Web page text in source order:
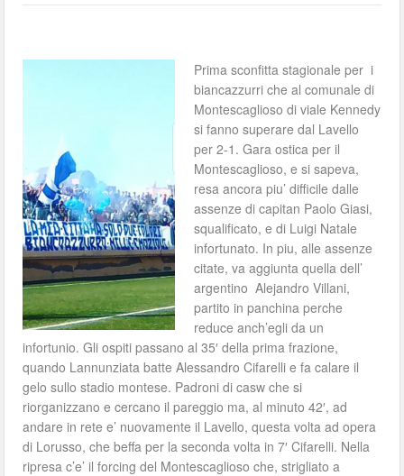
Prima sconfitta stagionale per i
biancazzurri che al comunale di
Montescaglioso di viale Kennedy
si fanno superare dal Lavello
per 2-1. Gara ostica per il
Montescaglioso, e si sapeva,
resa ancora piu’ difficile dalle
assenze di capitan Paolo Giasi,
squalificato, e di Luigi Natale
infortunato. In piu, alle assenze
citate, va aggiunta quella dell’
argentino Alejandro Villani,
partito in panchina perche
reduce anch’egli da un
infortunio. Gli ospiti passano al 35′ della prima frazione,
quando Lannunziata batte Alessandro Cifarelli e fa calare il
gelo sullo stadio montese. Padroni di casw che si
riorganizzano e cercano il pareggio ma, al minuto 42′, ad
andare in rete e’ nuovamente il Lavello, questa volta ad opera
di Lorusso, che beffa per la seconda volta in 7′ Cifarelli. Nella
ripresa c’e’ il forcing del Montescaglioso che, strigliato a